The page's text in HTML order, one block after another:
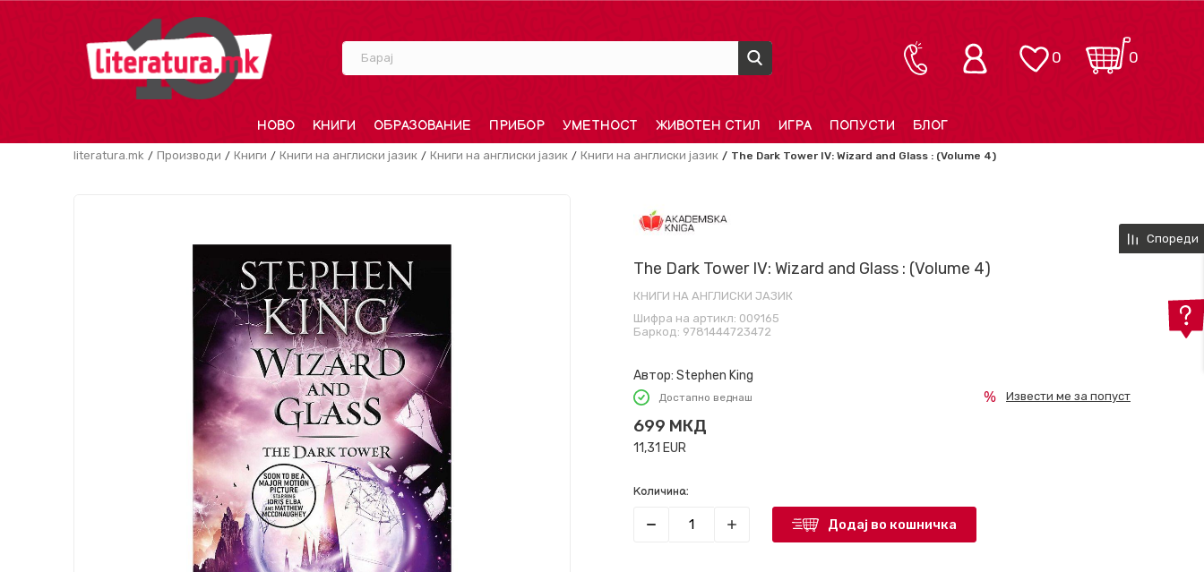
Барај 0
0
НОВО КНИГИ ОБРАЗОВАНИЕ ПРИБОР УМЕТНОСТ ЖИВОТЕН СТИЛ ИГРА ПОПУСТИ БЛОГ
literatura.mk Производи Книги Книги на англиски јазик Книги на англиски јазик Книги на англиски јазик The Dark Tower IV: Wizard and Glass : (Volume 4)
The Dark Tower IV: Wizard and Glass : (Volume 4)
КНИГИ НА АНГЛИСКИ ЈАЗИК
Шифра на артикл: 009165
Баркод: 9781444723472
Автор: Stephen King
Достапно веднаш
699 МКД
11,31 EUR
Извести ме за попуст
Количина:
Додај во кошничка
Спореди